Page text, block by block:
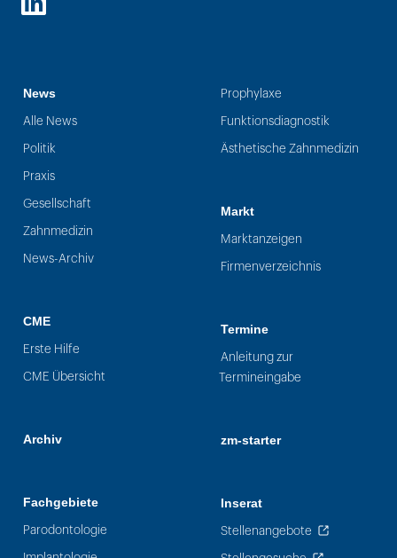
LinkedIn
News
Alle News
Politik
Praxis
Gesellschaft
Zahnmedizin
News-Archiv
CME
Erste Hilfe
CME Übersicht
Archiv
Fachgebiete
Parodontologie
Prophylaxe
Funktionsdiagnostik
Ästhetische Zahnmedizin
Markt
Marktanzeigen
Firmenverzeichnis
Termine
Anleitung zur
Termineingabe
zm-starter
Inserat
Stellenangebote